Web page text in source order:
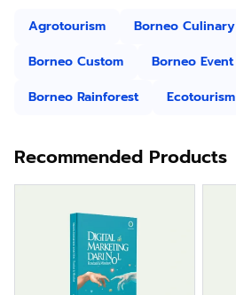
Agrotourism Borneo Culinary
Borneo Custom
Borneo Event
Borneo Rainforest
Ecotourism
Recommended Products